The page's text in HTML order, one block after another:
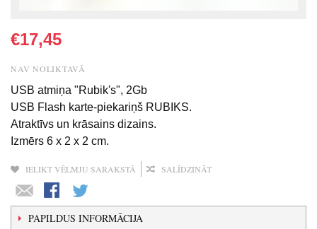
€17,45
NAV NOLIKTAVĀ
USB atmiņa "Rubik's", 2Gb
USB Flash karte-piekariņš RUBIKS.
Atraktīvs un krāsains dizains.
Izmērs 6 x 2 x 2 cm.
IELIKT VĒLMJU SARAKSTĀ SALĪDZINĀT
PAPILDUS INFORMĀCIJA